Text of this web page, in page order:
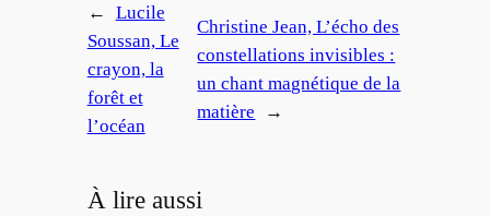
←
Lucile
Soussan, Le
crayon, la
forêt et
l’océan
Christine Jean, L’écho des
constellations invisibles :
un chant magnétique de la
matière
→
À lire aussi